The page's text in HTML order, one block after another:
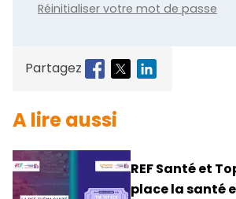
Réinitialiser votre mot de passe
Partagez
A lire aussi
REF Santé et
place la santé